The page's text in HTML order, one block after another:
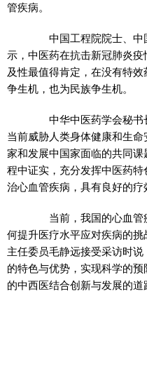
管疾病。
中国工程院院士、中
示，中医药在抗击新冠肺炎
及性最值得肯定，在没有特
争生机，也为民族争生机。
中华中医药学会秘书
当前威胁人类身体健康和生
家和发展中国家面临的共同
程中证实，充分发挥中医药
治心血管疾病，具有良好的疗
当前，我国的心血管
何提升医疗水平应对疾病的
主任委员毛静远接受采访时
的特色与优势，实现科学的
的中西医结合创新与发展的道